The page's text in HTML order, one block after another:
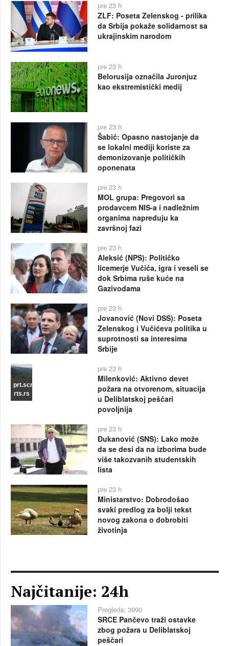
pre 23 h
ZLF: Poseta Zelenskog - prilika
da Srbija pokaže solidarnost sa
ukrajinskim narodom
pre 23 h
Belorusija označila Juronjuz
kao ekstremistički medij
pre 23 h
Šabić: Opasno nastojanje da
se lokalni mediji koriste za
demonizovanje političkih
oponenata
pre 23 h
MOL grupa: Pregovori sa
prodavcem NIS-a i nadležnim
organima napreduju ka
završnoj fazi
pre 23 h
Aleksić (NPS): Političko
licemerje Vučića, igra i veseli se
dok Srbima ruše kuće na
Gazivodama
pre 23 h
Jovanović (Novi DSS): Poseta
Zelenskog i Vučićeva politika u
suprotnosti sa interesima
Srbije
prt.scr
rts.rs
pre 23 h
Milenković: Aktivno devet
požara na otvorenom, situacija
u Deliblatskoj peščari
povoljnija
pre 23 h
Đukanović (SNS): Lako može
da se desi da na izborima bude
više takozvanih studentskih
lista
pre 23 h
Ministarstvo: Dobrodošao
svaki predlog za bolji tekst
novog zakona o dobrobiti
životinja
Najčitanije: 24h
Pregleda: 3990
SRCE Pančevo traži ostavke
zbog požara u Deliblatskoj
peščari